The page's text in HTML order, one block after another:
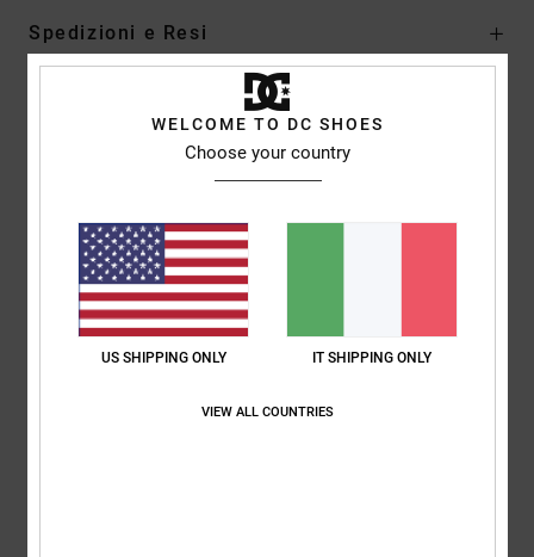
Spedizioni e Resi
Recensioni dei clienti
4.3
basato su3 recensioni verificate
dal dicembre 2025
WELCOME TO DC SHOES
Choose your country
US SHIPPING ONLY IT SHIPPING ONLY
VIEW ALL COUNTRIES